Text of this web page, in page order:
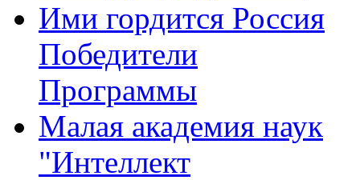
Ими гордится Россия
Победители
Программы
Малая академия наук
"Интеллект